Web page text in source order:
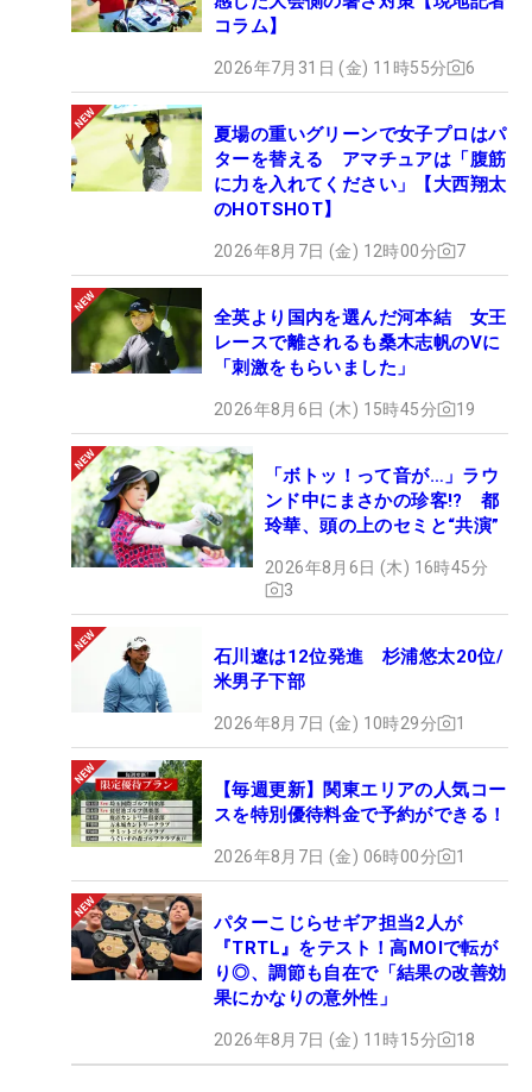
コラム】
2026年7月31日 (金) 11時55分 6
夏場の重いグリーンで女子プロはパ
ターを替える アマチュアは「腹筋
に力を入れてください」【大西翔太
のHOTSHOT】
2026年8月7日 (金) 12時00分 7
全英より国内を選んだ河本結 女王
レースで離されるも桑木志帆のVに
「刺激をもらいました」
2026年8月6日 (木) 15時45分 19
「ボトッ！って音が…」ラウ
ンド中にまさかの珍客!? 都
玲華、頭の上のセミと“共演”
2026年8月6日 (木) 16時45分
3
石川遼は12位発進 杉浦悠太20位/
米男子下部
2026年8月7日 (金) 10時29分 1
【毎週更新】関東エリアの人気コー
スを特別優待料金で予約ができる！
2026年8月7日 (金) 06時00分 1
パターこじらせギア担当2人が
『TRTL』をテスト！高MOIで転が
り◎、調節も自在で「結果の改善効
果にかなりの意外性」
2026年8月7日 (金) 11時15分 18